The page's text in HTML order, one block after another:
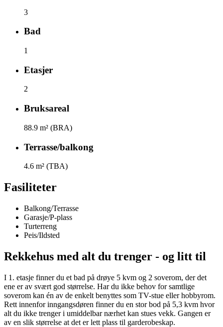
3
Bad
1
Etasjer
2
Bruksareal
88.9 m² (BRA)
Terrasse/balkong
4.6 m² (TBA)
Fasiliteter
Balkong/Terrasse
Garasje/P-plass
Turterreng
Peis/Ildsted
Rekkehus med alt du trenger - og litt til
I 1. etasje finner du et bad på drøye 5 kvm og 2 soverom, der det
ene er av svært god størrelse. Har du ikke behov for samtlige
soverom kan én av de enkelt benyttes som TV-stue eller hobbyrom.
Rett innenfor inngangsdøren finner du en stor bod på 5,3 kvm hvor
alt du ikke trenger i umiddelbar nærhet kan stues vekk. Gangen er
av en slik størrelse at det er lett plass til garderobeskap.